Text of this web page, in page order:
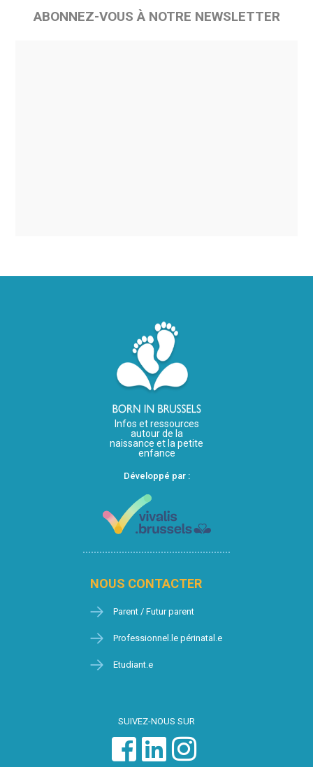
ABONNEZ-VOUS À NOTRE NEWSLETTER
Infos et ressources
autour de la
naissance et la petite
enfance
Développé par :
NOUS CONTACTER
Parent / Futur parent
Professionnel.le périnatal.e
Etudiant.e
SUIVEZ-NOUS SUR